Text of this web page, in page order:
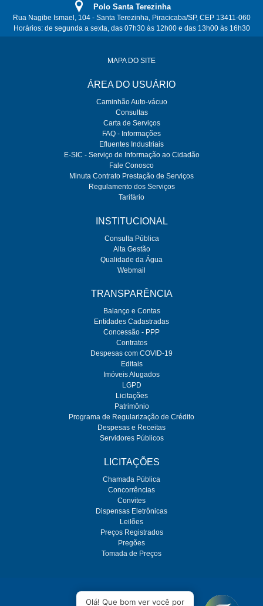
Polo Santa Terezinha
Rua Nagibe Ismael, 104 - Santa Terezinha, Piracicaba/SP, CEP 13411-060
Horários: de segunda a sexta, das 07h30 às 12h00 e das 13h00 às 16h30
MAPA DO SITE
ÁREA DO USUÁRIO
Caminhão Auto-vácuo
Consultas
Carta de Serviços
FAQ - Informações
Efluentes Industriais
E-SIC - Serviço de Informação ao Cidadão
Fale Conosco
Minuta Contrato Prestação de Serviços
Regulamento dos Serviços
Tarifário
INSTITUCIONAL
Consulta Pública
Alta Gestão
Qualidade da Água
Webmail
TRANSPARÊNCIA
Balanço e Contas
Entidades Cadastradas
Concessão - PPP
Contratos
Despesas com COVID-19
Editais
Imóveis Alugados
LGPD
Licitações
Patrimônio
Programa de Regularização de Crédito
Despesas e Receitas
Servidores Públicos
LICITAÇÕES
Chamada Pública
Concorrências
Convites
Dispensas Eletrônicas
Leilões
Preços Registrados
Pregões
Tomada de Preços
O SEMAE é regulado pela ARES-PCJ
Olá! Que bom ver você por